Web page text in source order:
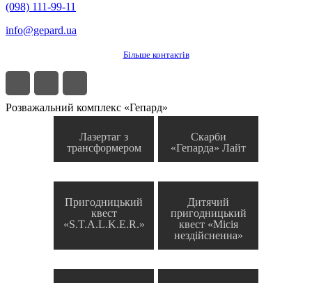
(098) 111-99-11
info@gepard.ua
Більше контактів
Розважальний комплекс «Гепард»
Лазертаг з
трансформером
Скарби
«Гепарда» Лайт
Пригодницький
квест
«S.T.A.L.K.E.R.»
Дитячий
пригодницький
квест «Місія
нездійсненна»